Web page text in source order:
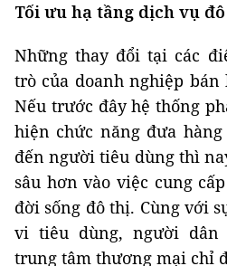
Tối ưu hạ tầng dịch vụ
Những thay đổi tại các
trò của doanh nghiệp bán
Nếu trước đây hệ thống
hiện chức năng đưa
đến người tiêu dùng thì
sâu hơn vào việc cung
đời sống đô thị. Cùng với
vi tiêu dùng, người dân
trung tâm thương mại chỉ